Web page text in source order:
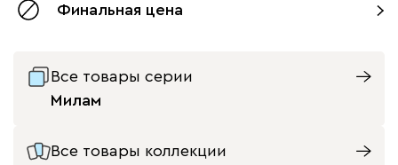
Финальная цена
Все товары серии
Милам
Все товары коллекции